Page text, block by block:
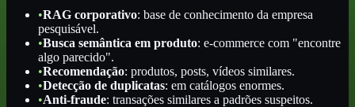
•RAG corporativo: base de conhecimento da empresa
pesquisável.
•Busca semântica em produto: e-commerce com "encontre
algo parecido".
•Recomendação: produtos, posts, vídeos similares.
•Detecção de duplicatas: em catálogos enormes.
•Anti-fraude: transações similares a padrões suspeitos.